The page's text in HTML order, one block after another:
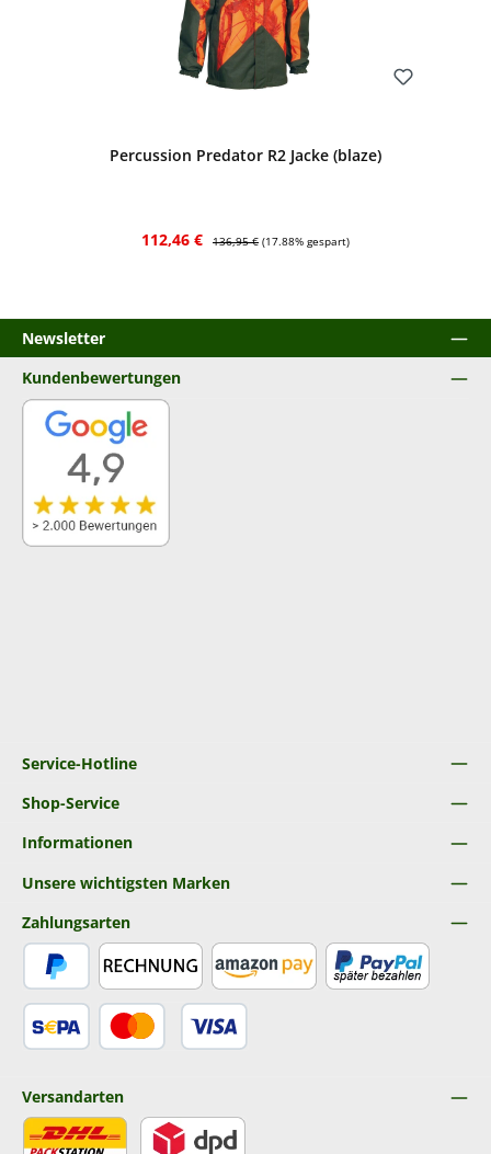
Percussion Predator R2 Jacke (blaze)
Verkaufspreis:
112,46 € Regulärer Preis:
136,95 € (17.88% gespart)
Newsletter
Service-Hotline
Shop-Service
Informationen
Unsere wichtigsten Marken
Kundenbewertungen
Zahlungsarten
Versandarten